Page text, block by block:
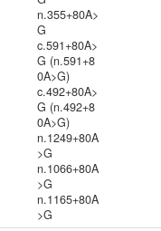
n.355+80A>
G
c.591+80A>
G (n.591+8
0A>G)
c.492+80A>
G (n.492+8
0A>G)
n.1249+80A
>G
n.1066+80A
>G
n.1165+80A
>G